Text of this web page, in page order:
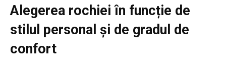
Alegerea rochiei în funcție de
stilul personal și de gradul de
confort